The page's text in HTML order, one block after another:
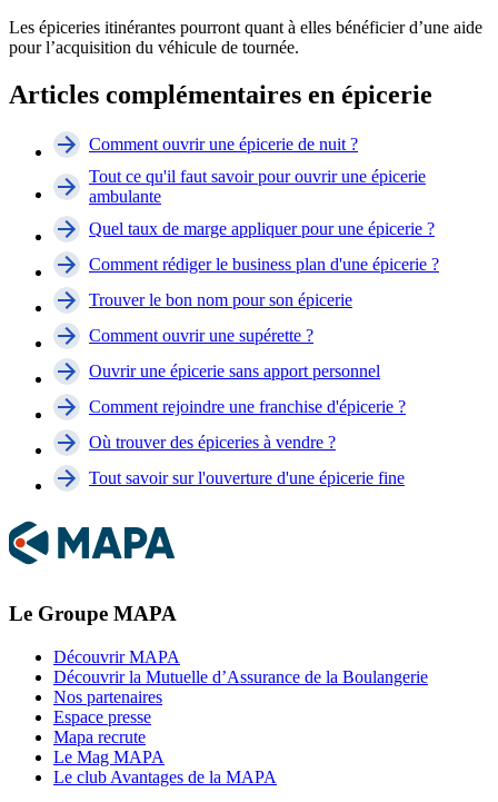
Les épiceries itinérantes pourront quant à elles bénéficier d’une aide
pour l’acquisition du véhicule de tournée.
Articles complémentaires en épicerie
Comment ouvrir une épicerie de nuit ?
Tout ce qu'il faut savoir pour ouvrir une épicerie
ambulante
Quel taux de marge appliquer pour une épicerie ?
Comment rédiger le business plan d'une épicerie ?
Trouver le bon nom pour son épicerie
Comment ouvrir une supérette ?
Ouvrir une épicerie sans apport personnel
Comment rejoindre une franchise d'épicerie ?
Où trouver des épiceries à vendre ?
Tout savoir sur l'ouverture d'une épicerie fine
Le Groupe MAPA
Découvrir MAPA
Découvrir la Mutuelle d’Assurance de la Boulangerie
Nos partenaires
Espace presse
Mapa recrute
Le Mag MAPA
Le club Avantages de la MAPA